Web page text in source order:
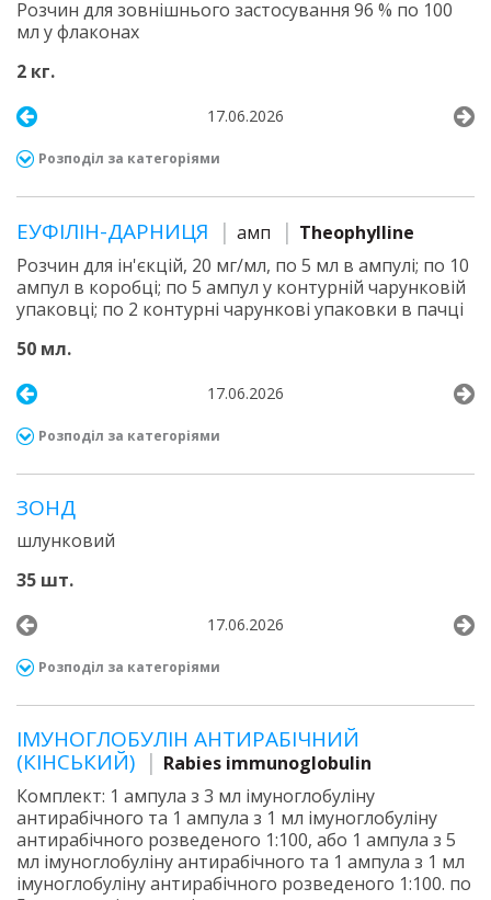
Розчин для зовнішнього застосування 96 % по 100
мл у флаконах
2 кг.
17.06.2026
Розподіл за категоріями
ЕУФІЛІН-ДАРНИЦЯ амп
Theophylline
Розчин для ін'єкцій, 20 мг/мл, по 5 мл в ампулі; по 10
ампул в коробці; по 5 ампул у контурній чарунковій
упаковці; по 2 контурні чарункові упаковки в пачці
50 мл.
17.06.2026
Розподіл за категоріями
ЗОНД
шлунковий
35 шт.
17.06.2026
Розподіл за категоріями
ІМУНОГЛОБУЛІН АНТИРАБІЧНИЙ
(КІНСЬКИЙ)
Rabies immunoglobulin
Комплект: 1 ампула з 3 мл імуноглобуліну
антирабічного та 1 ампула з 1 мл імуноглобуліну
антирабічного розведеного 1:100, або 1 ампула з 5
мл імуноглобуліну антирабічного та 1 ампула з 1 мл
імуноглобуліну антирабічного розведеного 1:100. по